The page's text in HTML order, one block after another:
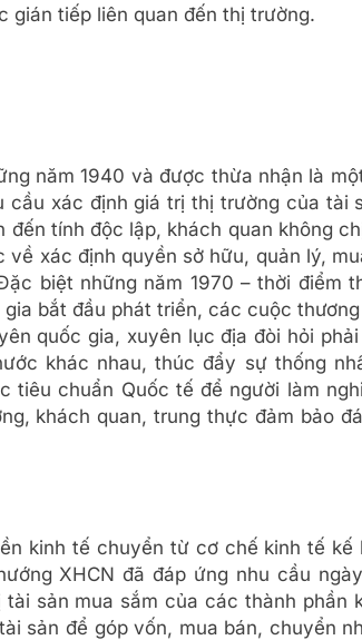
gián tiếp liên quan đến thị trường.
năm 1940 và được thừa nhận là
xác định giá trị thị trường của tài
tính độc lập, khách quan không
xác định quyền sở hữu, quản lý,
biệt những năm 1970 – thời điểm
bắt đầu phát triển, các cuộc
quốc gia, xuyên lục địa đòi hỏi
khác nhau, thúc đẩy sự thống
tiêu chuẩn Quốc tế để người làm
khách quan, trung thực đảm bảo
kinh tế chuyển từ cơ chế kinh tế kế
XHCN đã đáp ứng nhu cầu
sản mua sắm của các thành phần
sản để góp vốn, mua bán, chuyển